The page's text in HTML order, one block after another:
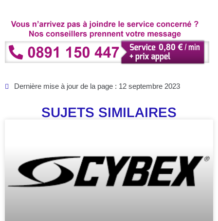
Dernière mise à jour de la page : 12 septembre 2023
SUJETS SIMILAIRES